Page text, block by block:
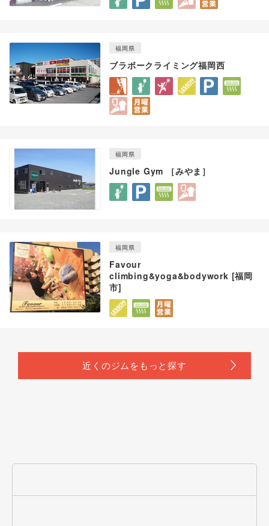
福岡県
ブラボークライミング福岡西
福岡県
Jungle Gym ［みやま］
福岡県
Favour
climbing&yoga&bodywork [福岡
市]